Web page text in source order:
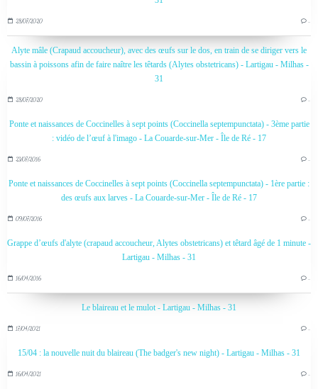
28/07/2020 …
Alyte mâle (Crapaud accoucheur), avec des œufs sur le dos, en train de se diriger vers le
bassin à poissons afin de faire naître les têtards (Alytes obstetricans) - Lartigau - Milhas -
31
28/07/2020 …
Ponte et naissances de Coccinelles à sept points (Coccinella septempunctata) - 3ème partie
: vidéo de l’œuf à l'imago - La Couarde-sur-Mer - Île de Ré - 17
23/07/2016 …
Ponte et naissances de Coccinelles à sept points (Coccinella septempunctata) - 1ère partie :
des œufs aux larves - La Couarde-sur-Mer - Île de Ré - 17
09/07/2016 …
Grappe d’œufs d'alyte (crapaud accoucheur, Alytes obstetricans) et têtard âgé de 1 minute -
Lartigau - Milhas - 31
16/04/2016 …
Le blaireau et le mulot - Lartigau - Milhas - 31
17/04/2021 …
15/04 : la nouvelle nuit du blaireau (The badger's new night) - Lartigau - Milhas - 31
16/04/2021 …